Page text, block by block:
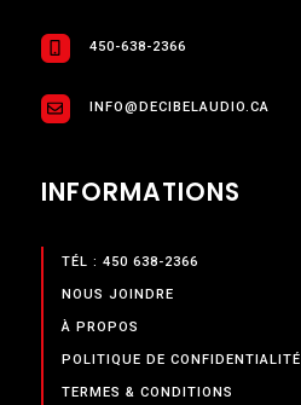
450-638-2366
INFO@DECIBELAUDIO.CA
INFORMATIONS
TÉL : 450 638-2366
NOUS JOINDRE
À PROPOS
POLITIQUE DE CONFIDENTIALITÉ
TERMES & CONDITIONS